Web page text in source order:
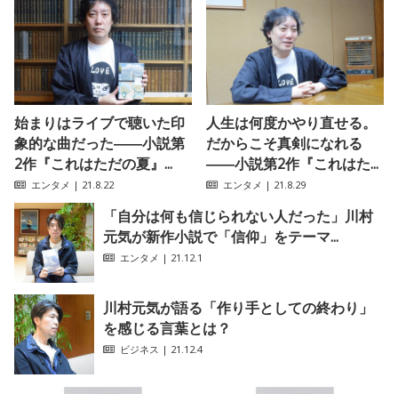
始まりはライブで聴いた印
象的な曲だった――小説第
2作『これはただの夏』...
エンタメ | 21.8.22
人生は何度かやり直せる。
だからこそ真剣になれる
――小説第2作『これはた...
エンタメ | 21.8.29
「自分は何も信じられない人だった」川村
元気が新作小説で「信仰」をテーマ...
エンタメ | 21.12.1
川村元気が語る「作り手としての終わり」
を感じる言葉とは？
ビジネス | 21.12.4